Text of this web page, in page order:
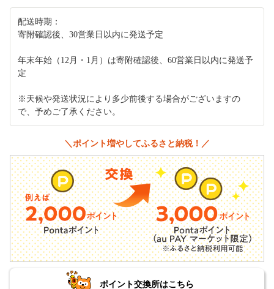
配送時期：
寄附確認後、30営業日以内に発送予定
年末年始（12月・1月）は寄附確認後、60営業日以内に発送予
定
※天候や発送状況により多少前後する場合がございますの
で、予めご了承ください。
＼ポイント増やしてふるさと納税！／
ポイント交換所はこちら